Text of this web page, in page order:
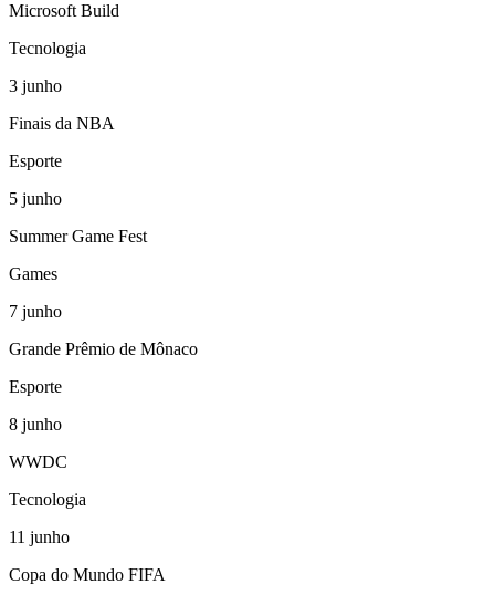
Microsoft Build
Tecnologia
3 junho
Finais da NBA
Esporte
5 junho
Summer Game Fest
Games
7 junho
Grande Prêmio de Mônaco
Esporte
8 junho
WWDC
Tecnologia
11 junho
Copa do Mundo FIFA